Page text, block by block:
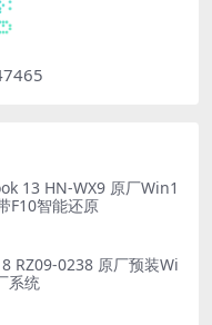
13 HN-WX9 原厂Win1
F10智能还原
RZ09-0238 原厂预装Wi
系统